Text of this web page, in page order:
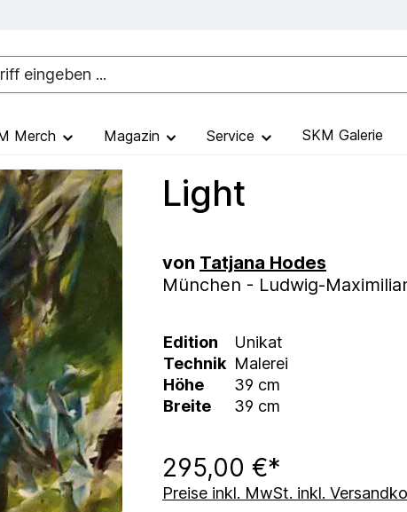
Merch Magazin Service SKM Galerie
Light
von Tatjana Hodes
München - Ludwig-
Edition
Unikat
Technik Malerei
Höhe
39 cm
Breite
39 cm
295,00 €*
Preise inkl. MwSt. inkl.